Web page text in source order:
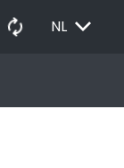
autorenew NL EXPAND_MORE